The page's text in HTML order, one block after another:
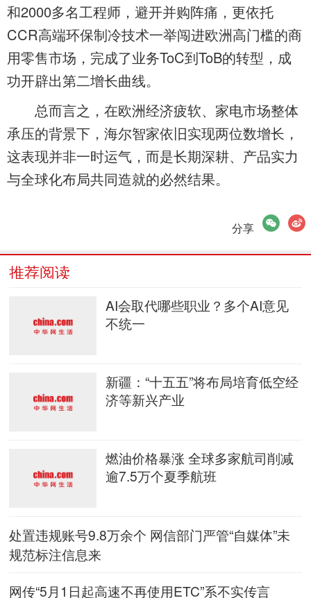
和2000多名工程师，避开并购阵痛，更依托
CCR高端环保制冷技术一举闯进欧洲高门槛的商
用零售市场，完成了业务ToC到ToB的转型，成
功开辟出第二增长曲线。
总而言之，在欧洲经济疲软、家电市场整体
承压的背景下，海尔智家依旧实现两位数增长，
这表现并非一时运气，而是长期深耕、产品实力
与全球化布局共同造就的必然结果。
分享
微信微博
推荐阅读
AI会取代哪些职业？多个AI意见
不统一
新疆：“十五五”将布局培育低空经
济等新兴产业
燃油价格暴涨 全球多家航司削减
逾7.5万个夏季航班
处置违规账号9.8万余个 网信部门严管“自媒体”未
规范标注信息来
网传“5月1日起高速不再使用ETC”系不实传言